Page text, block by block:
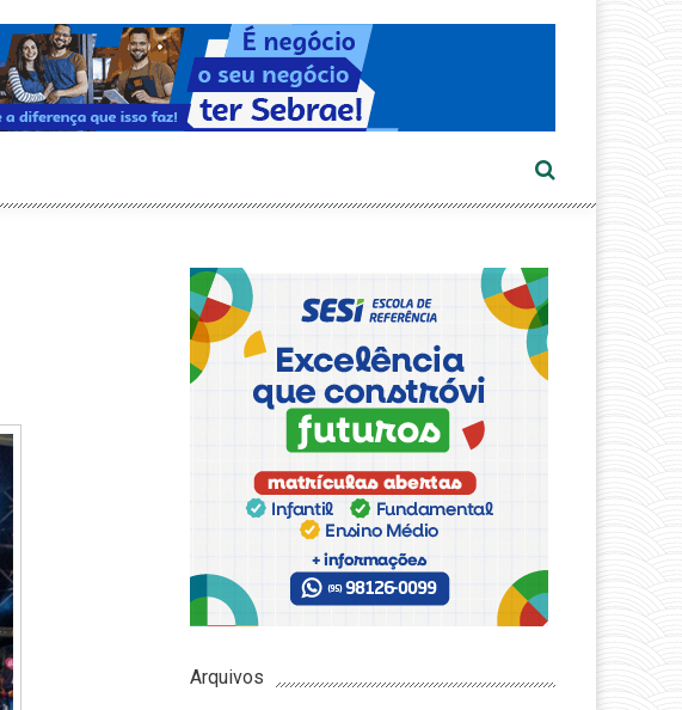
Arquivos